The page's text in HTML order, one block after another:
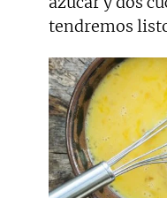
tendremos